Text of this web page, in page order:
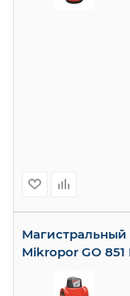
Магистральный
Mikropor GO 851